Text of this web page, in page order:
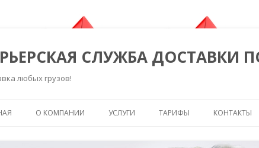
СЛУЖБА ДОСТАВКИ
любых грузов!
О КОМПАНИИ УСЛУГИ ТАРИФЫ КОНТАКТЫ